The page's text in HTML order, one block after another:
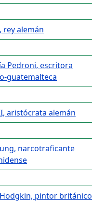
rey alemán
Pedroni, escritora
guatemalteca
aristócrata alemán
narcotraficante
pintor británico